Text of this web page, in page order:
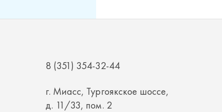
д. 11/33, пом. 2
mail@rti-ural.ru